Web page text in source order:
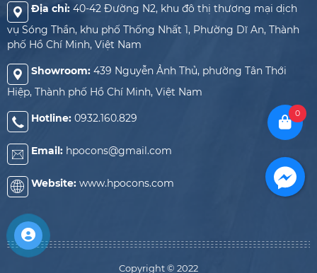
Địa chỉ: 40-42 Đường N2, khu đô thị thương mại dịch
vụ Sóng Thần, khu phố Thống Nhất 1, Phường Dĩ An, Thành
phố Hồ Chí Minh, Việt Nam
Showroom: 439 Nguyễn Ảnh Thủ, phường Tân Thới
Hiệp, Thành phố Hồ Chí Minh, Việt Nam
Hotline: 0932.160.829
Email: hpocons@gmail.com
Website: www.hpocons.com
Copyright © 2022
0